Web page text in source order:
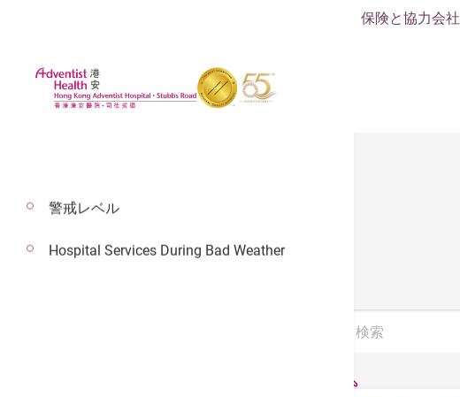
保険と協力会社
パンフレット
警戒レベル
Hospital Services During Bad Weather